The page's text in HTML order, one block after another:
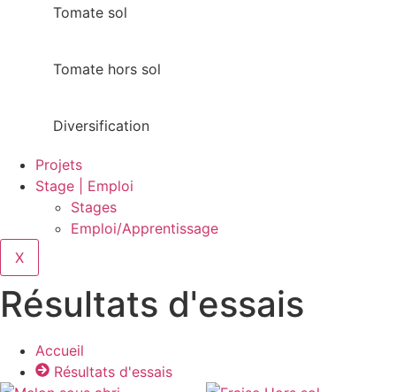
Tomate sol
Tomate hors sol
Diversification
Projets
Stage | Emploi
Stages
Emploi/Apprentissage
X
Résultats d'essais
Accueil
Résultats d'essais